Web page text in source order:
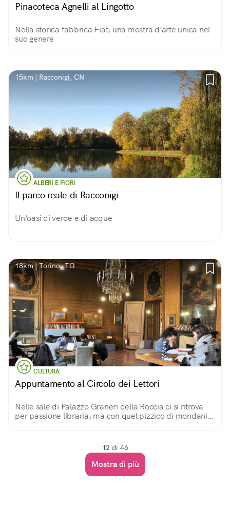
Pinacoteca Agnelli al Lingotto
Nella storica fabbrica Fiat, una mostra d'arte unica nel
suo genere
15km | Racconigi, CN
ALBERI E FIORI
Il parco reale di Racconigi
Un'oasi di verde e di acque
18km | Torino, TO
CULTURA
Appuntamento al Circolo dei Lettori
Nelle sale di Palazzo Graneri della Roccia ci si ritrova
per passione libraria, ma con quel pizzico di mondanità
12 di 46
Mostra di più